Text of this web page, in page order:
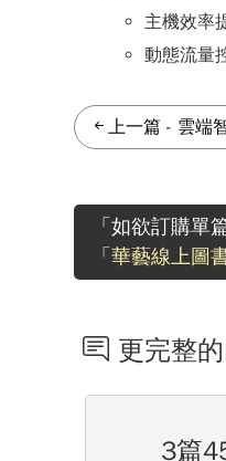
主機效率
動態流量
上一篇 - 雲端
「如欲訂購單
「華藝線上圖
更完整
3篇